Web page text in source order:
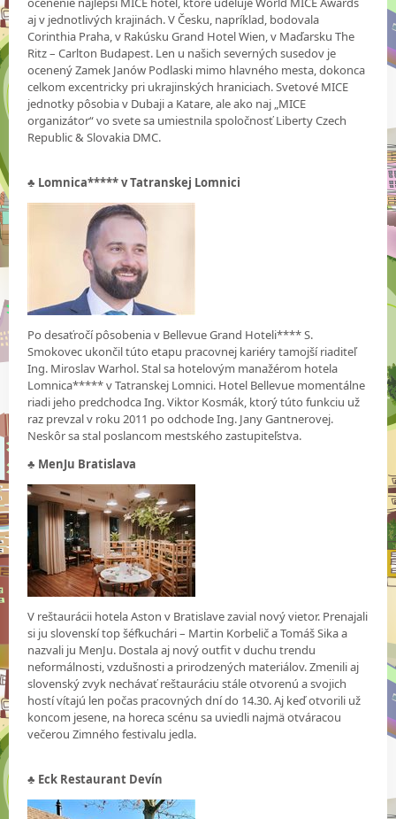
aj v jednotlivých krajinách. V Česku, napríklad, bodovala
Corinthia Praha, v Rakúsku Grand Hotel Wien, v Maďarsku The
Ritz – Carlton Budapest. Len u našich severných susedov je
ocenený Zamek Janów Podlaski mimo hlavného mesta, dokonca
celkom excentricky pri ukrajinských hraniciach. Svetové MICE
jednotky pôsobia v Dubaji a Katare, ale ako naj „MICE
organizátor“ vo svete sa umiestnila spoločnosť Liberty Czech
Republic & Slovakia DMC.
♣ Lomnica***** v Tatranskej Lomnici
Po desaťročí pôsobenia v Bellevue Grand Hoteli**** S.
Smokovec ukončil túto etapu pracovnej kariéry tamojší riaditeľ
Ing. Miroslav Warhol. Stal sa hotelovým manažérom hotela
Lomnica***** v Tatranskej Lomnici. Hotel Bellevue momentálne
riadi jeho predchodca Ing. Viktor Kosmák, ktorý túto funkciu už
raz prevzal v roku 2011 po odchode Ing. Jany Gantnerovej.
Neskôr sa stal poslancom mestského zastupiteľstva.
♣ MenJu Bratislava
V reštaurácii hotela Aston v Bratislave zavial nový vietor. Prenajali
si ju slovenskí top šéfkuchári – Martin Korbelič a Tomáš Sika a
nazvali ju MenJu. Dostala aj nový outfit v duchu trendu
neformálnosti, vzdušnosti a prirodzených materiálov. Zmenili aj
slovenský zvyk nechávať reštauráciu stále otvorenú a svojich
hostí vítajú len počas pracovných dní do 14.30. Aj keď otvorili už
koncom jesene, na horeca scénu sa uviedli najmä otváracou
večerou Zimného festivalu jedla.
♣ Eck Restaurant Devín